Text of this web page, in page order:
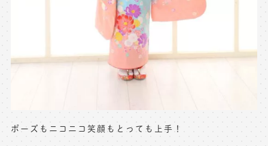
ポーズもニコニコ笑顔もとっても上手！